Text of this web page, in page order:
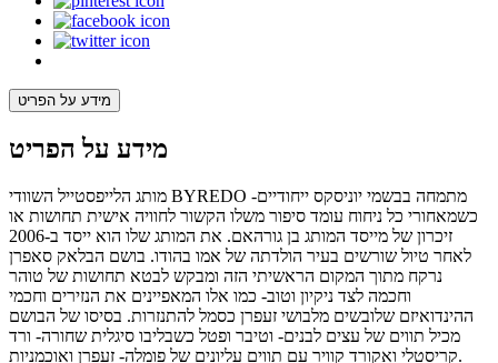
מידע על הפריט
מידע על הפריט
מותג הלייפסטייל השוודי BYREDO מתמחה בבשמי יוניסקס ייחודיים-
כשמאחורי כל ניחוח עומד סיפור משלו הקשור לחוויה אישית תחושות או
זיכרון של מייסד המותג בן גורהאם. את המותג שלו הוא ייסד ב-2006
לאחר טיול שורשים בעיר הולדתה של אמו בהודו. בושם הבלאק סאפרן
נרקח מתוך המקום הראשיתי הזה ומבקש לבטא תחושות של טוהר
וחכמה לצד ניקיון וטוב- כמו אלו המאפיינים את הנזירים וחכמי
ההינדואיזם שלובשים מלבושי זעפרן כסמל להתנזרות. בסיסו של הבושם
מכיל תווים של עצים לבנים- וטיבר ופטל כשבליבו סיגלית שחורה- ורד
קריסטלי ואקורד קוויר עם תווים עליונים של פומלה- זעפרן ואוכמניות.